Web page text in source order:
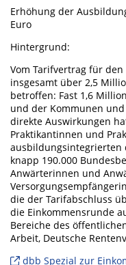
Erhöhung der
Euro
Hintergrund:
Vom Tarifvertrag für
insgesamt über 2,5
betroffen: Fast 1,6
und der Kommunen
direkte Auswirkungen
Praktikantinnen und
ausbildungsintegrierten
knapp 190.000
Anwärterinnen und
die der Tarifabschluss
die Einkommensrunde
Bereiche des
Arbeit, Deutsche
dbb Spezial zur